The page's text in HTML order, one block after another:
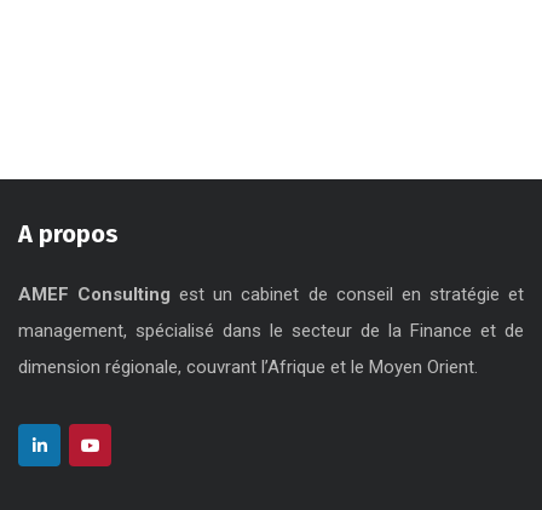
A propos
AMEF Consulting est un cabinet de conseil en stratégie et
management, spécialisé dans le secteur de la Finance et de
dimension régionale, couvrant l’Afrique et le Moyen Orient.